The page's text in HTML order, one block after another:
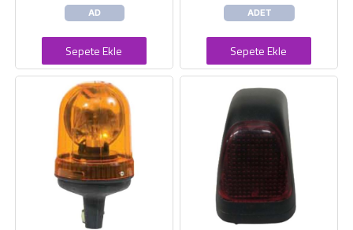
AD
Sepete Ekle
ADET
Sepete Ekle